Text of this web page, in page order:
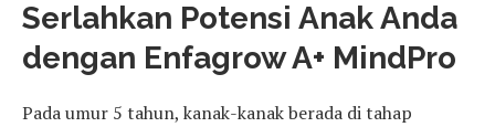
Serlahkan Potensi Anak Anda
dengan Enfagrow A+ MindPro
Pada umur 5 tahun, kanak-kanak berada di tahap